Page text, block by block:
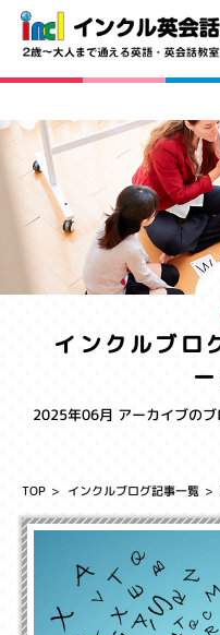
インクルブ
2025年06月 アーカイブのブ
TOP インクルブログ記事一覧